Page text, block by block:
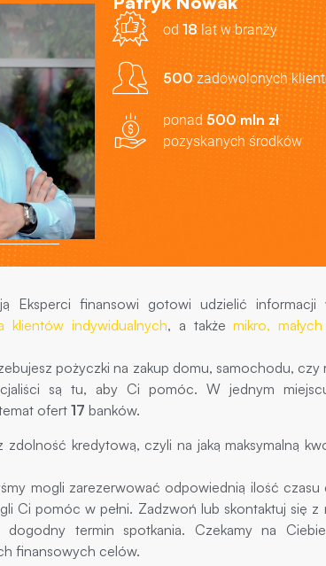
od18lat w branży
500zadowolonych
ponad 500 mln zł
pozyskanych środków
Eksperci finansowi gotowi udzielić informacji
klientów indywidualnych, a takżemikro,
pożyczki na zakup domu, samochodu, czy
są tu, aby Ci pomóc. W jednym
ofert 17 banków.
zdolność kredytową, czyli na jaką maksymalną
mogli zarezerwować odpowiednią ilość czasu
Ci pomóc w pełni. Zadzwoń lub skontaktuj się z
dogodny termin spotkania. Czekamy na
finansowych celów.